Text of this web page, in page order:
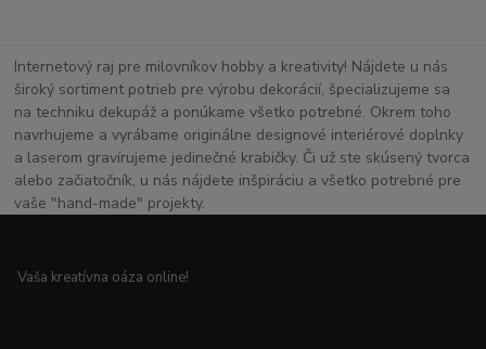
Internetový raj pre milovníkov hobby a kreativity! Nájdete u nás
široký sortiment potrieb pre výrobu dekorácií, špecializujeme sa
na techniku dekupáž a ponúkame všetko potrebné. Okrem toho
navrhujeme a vyrábame originálne designové interiérové doplnky
a laserom gravírujeme jedinečné krabičky. Či už ste skúsený tvorca
alebo začiatočník, u nás nájdete inšpiráciu a všetko potrebné pre
vaše "hand-made" projekty.
Vaša kreatívna oáza online!